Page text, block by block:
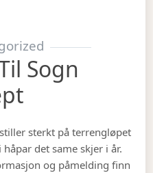
Sogn
sterkt på terrengløpet
det same skjer i år.
og påmelding finn